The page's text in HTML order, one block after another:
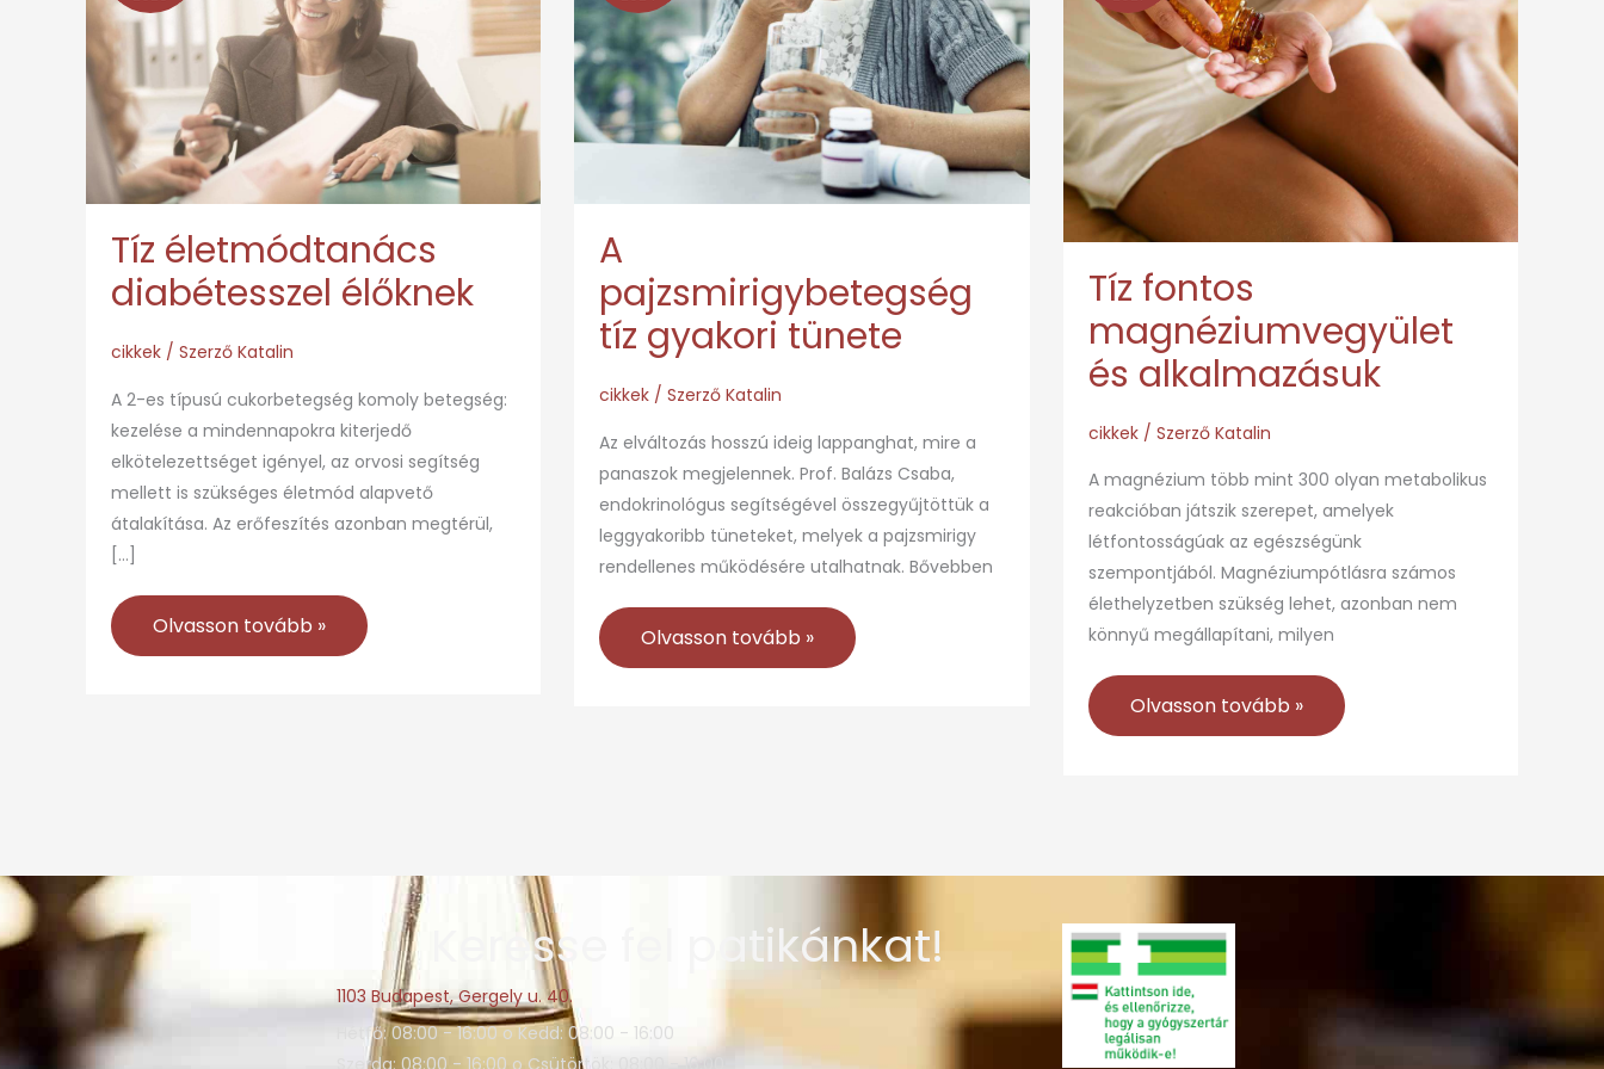
Tíz életmódtanács
diabétesszel élőknek
cikkek / Szerző Katalin
A 2-es típusú cukorbetegség komoly betegség:
kezelése a mindennapokra kiterjedő
elkötelezettséget igényel, az orvosi segítség
mellett is szükséges életmód alapvető
átalakítása. Az erőfeszítés azonban megtérül,
[…]
diabétesszel
élőknek
Olvasson tovább »
A
pajzsmirigybetegség
tíz gyakori tünete
cikkek / SzerzőKatalin
Az elváltozás hosszú ideig lappanghat, mire a
panaszok megjelennek. Prof. Balázs Csaba,
endokrinológus segítségével összegyűjtöttük a
leggyakoribb tüneteket, melyek a pajzsmirigy
rendellenes működésére utalhatnak. Bővebben
tíz
gyakori
tünete
Olvasson tovább »
Tíz fontos
magnéziumvegyület
és alkalmazásuk
cikkek/ Szerző Katalin
A magnézium több mint 300 olyan metabolikus
reakcióban játszik szerepet, amelyek
létfontosságúak az egészségünk
szempontjából. Magnéziumpótlásra számos
élethelyzetben szükség lehet, azonban nem
könnyű megállapítani, milyen
magnéziumvegyület
és
alkalmazásuk
Olvasson tovább »
Keresse fel patikánkat!
1103 Budapest, Gergely u. 40.
Hétfő: 08:00 - 16:00 o Kedd: 08:00 - 16:00
Szerda: 08:00 - 16:00 o Csütörtök: 08:00 - 16:00